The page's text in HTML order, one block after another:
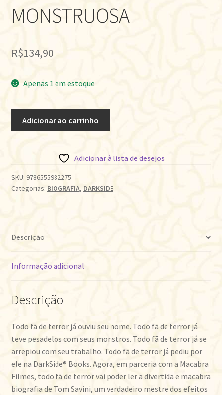
MONSTRUOSA
R$134,90
Apenas 1 em estoque
MONSTRUOSA
quantidade
Adicionar ao carrinho
Adicionar à lista de desejos
SKU: 9786555982275
Categorias: BIOGRAFIA, DARKSIDE
Descrição
Informação adicional
Descrição
Todo fã de terror já ouviu seu nome. Todo fã de terror já
teve pesadelos com seus monstros. Todo fã de terror já se
arrepiou com seu trabalho. Todo fã de terror já pediu por
ele na DarkSide® Books. Agora, em parceria com a Macabra
Filmes, todo fã de terror vai poder ler a divertida e macabra
biografia de Tom Savini, um verdadeiro mestre dos efeitos